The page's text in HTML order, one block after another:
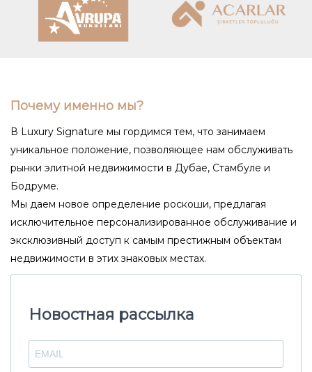
Почему именно мы?
В Luxury Signature мы гордимся тем, что занимаем
уникальное положение, позволяющее нам обслуживать
рынки элитной недвижимости в Дубае, Стамбуле и
Бодруме.
Мы даем новое определение роскоши, предлагая
исключительное персонализированное обслуживание и
эксклюзивный доступ к самым престижным объектам
недвижимости в этих знаковых местах.
Новостная рассылка